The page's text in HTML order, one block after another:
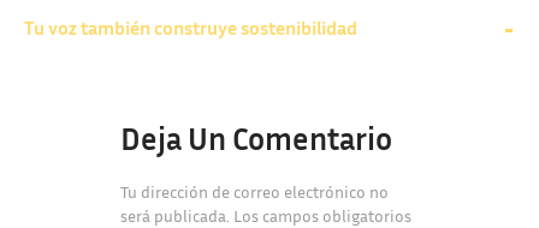
Tu voz también construye sostenibilidad
Deja Un Comentario
Tu dirección de correo electrónico no
será publicada. Los campos obligatorios